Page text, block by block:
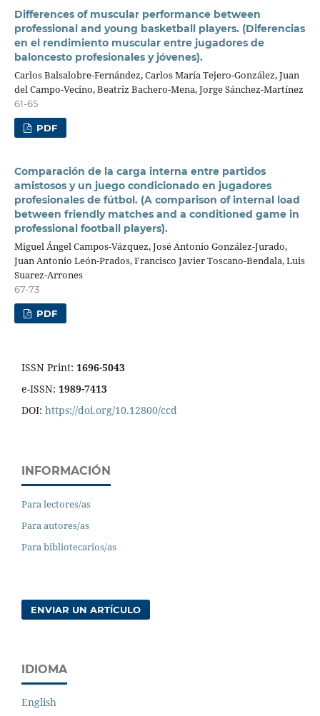
Differences of muscular performance between
professional and young basketball players. (Diferencias
en el rendimiento muscular entre jugadores de
baloncesto profesionales y jóvenes).
Carlos Balsalobre-Fernández, Carlos María Tejero-González, Juan
del Campo-Vecino, Beatriz Bachero-Mena, Jorge Sánchez-Martínez
61-65
PDF
Comparación de la carga interna entre partidos
amistosos y un juego condicionado en jugadores
profesionales de fútbol. (A comparison of internal load
between friendly matches and a conditioned game in
professional football players).
Miguel Ángel Campos-Vázquez, José Antonio González-Jurado,
Juan Antonio León-Prados, Francisco Javier Toscano-Bendala, Luis
Suarez-Arrones
67-73
PDF
ISSN Print: 1696-5043
e-ISSN: 1989-7413
DOI: https://doi.org/10.12800/ccd
INFORMACIÓN
Para lectores/as
Para autores/as
Para bibliotecarios/as
ENVIAR UN ARTÍCULO
IDIOMA
English